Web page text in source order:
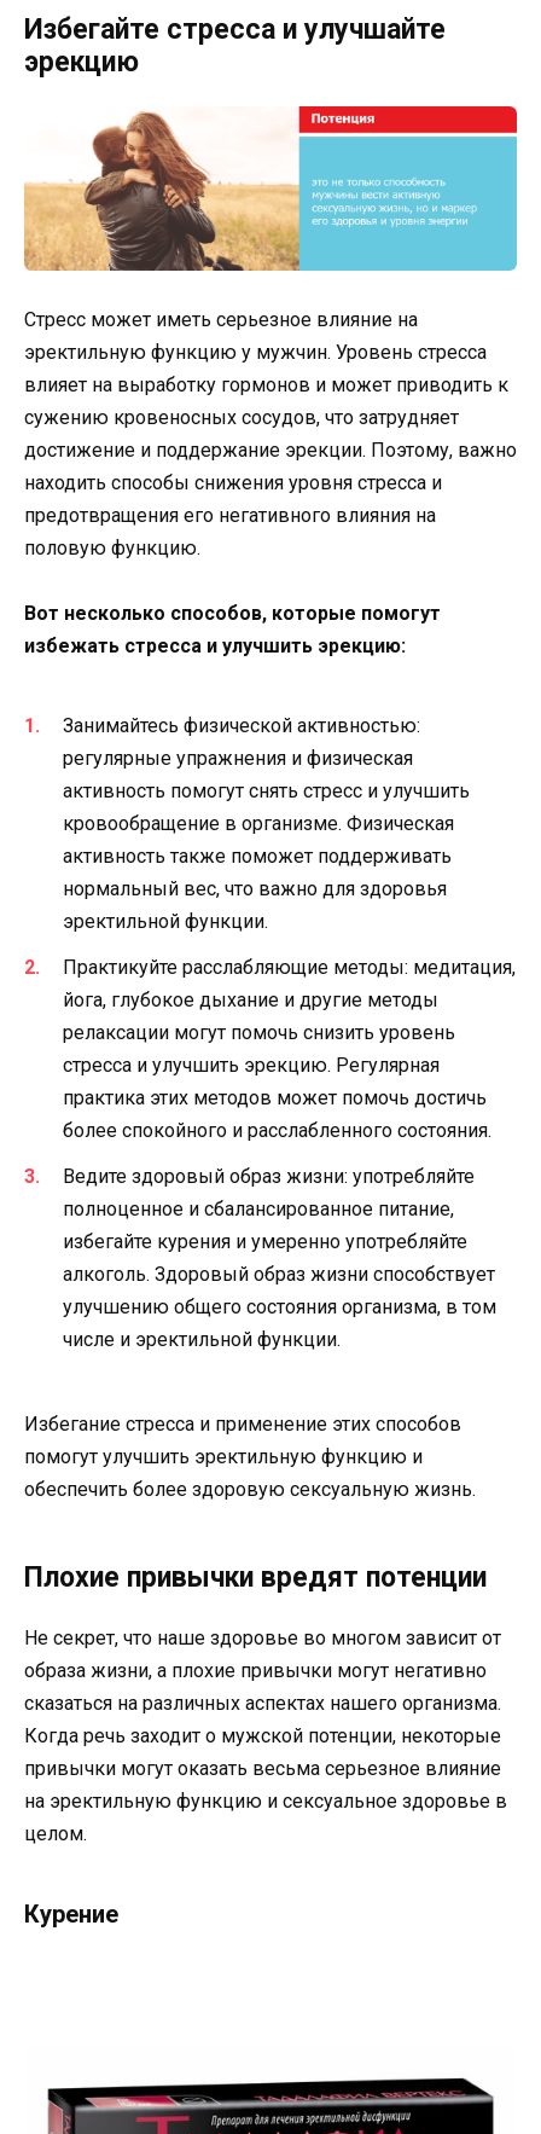
Избегайте стресса и улучшайте
эрекцию
Стресс может иметь серьезное влияние на
эректильную функцию у мужчин. Уровень стресса
влияет на выработку гормонов и может приводить к
сужению кровеносных сосудов, что затрудняет
достижение и поддержание эрекции. Поэтому, важно
находить способы снижения уровня стресса и
предотвращения его негативного влияния на
половую функцию.
Вот несколько способов, которые помогут
избежать стресса и улучшить эрекцию:
Занимайтесь физической активностью:
регулярные упражнения и физическая
активность помогут снять стресс и улучшить
кровообращение в организме. Физическая
активность также поможет поддерживать
нормальный вес, что важно для здоровья
эректильной функции.
Практикуйте расслабляющие методы: медитация,
йога, глубокое дыхание и другие методы
релаксации могут помочь снизить уровень
стресса и улучшить эрекцию. Регулярная
практика этих методов может помочь достичь
более спокойного и расслабленного состояния.
Ведите здоровый образ жизни: употребляйте
полноценное и сбалансированное питание,
избегайте курения и умеренно употребляйте
алкоголь. Здоровый образ жизни способствует
улучшению общего состояния организма, в том
числе и эректильной функции.
Избегание стресса и применение этих способов
помогут улучшить эректильную функцию и
обеспечить более здоровую сексуальную жизнь.
Плохие привычки вредят потенции
Не секрет, что наше здоровье во многом зависит от
образа жизни, а плохие привычки могут негативно
сказаться на различных аспектах нашего организма.
Когда речь заходит о мужской потенции, некоторые
привычки могут оказать весьма серьезное влияние
на эректильную функцию и сексуальное здоровье в
целом.
Курение